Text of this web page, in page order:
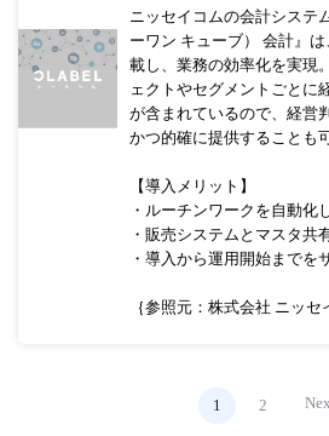
ニッセイコムの会計システ
ーワン キューブ） 会計』
載し、業務の効率化を実現
ェクトやセグメントごとに
が含まれているので、経営
かつ的確に提供することも
【導入メリット】
・ルーチンワークを自動化
・販売システムとマスタ共
・導入から運用開始までを
｛参照元：株式会社 ニッ
1 2